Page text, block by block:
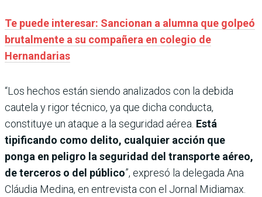
Te puede interesar: Sancionan a alumna que golpeó
brutalmente a su compañera en colegio de
Hernandarias
“Los hechos están siendo analizados con la debida
cautela y rigor técnico, ya que dicha conducta,
constituye un ataque a la seguridad aérea. Está
tipificando como delito, cualquier acción que
ponga en peligro la seguridad del transporte aéreo,
de terceros o del público”, expresó la delegada Ana
Cláudia Medina, en entrevista con el Jornal Midiamax.